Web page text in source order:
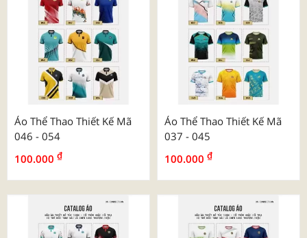
Áo Thể Thao Thiết Kế Mã
046 - 054
100.000 ₫
Áo Thể Thao Thiết Kế Mã
037 - 045
100.000 ₫